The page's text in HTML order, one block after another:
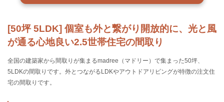
[50坪 5LDK] 個室も外と繋がり開放的に、光と風
が通る心地良い2.5世帯住宅の間取り
全国の建築家から間取りが集まるmadree（マドリー）で集まった50坪、
5LDKの間取りです。外とつながるLDKやアウトドアリビングが特徴の注文住
宅の間取りです。